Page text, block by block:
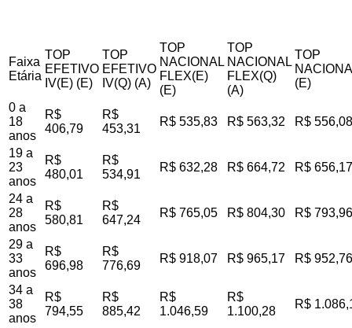
Faixa
Etária
TOP
EFETIVO
IV(E) (E)
TOP
EFETIVO
IV(Q) (A)
TOP
NACIONAL
FLEX(E)
(E)
TOP
NACIONAL
FLEX(Q)
(A)
TOP
(E)
0 a
18
anos
R$
406,79
R$
453,31
R$ 535,83 R$ 563,32 R$ 556,08
19 a
23
anos
R$
480,01
R$
534,91
R$ 632,28 R$ 664,72 R$ 656,17
24 a
28
anos
R$
580,81
R$
647,24
R$ 765,05 R$ 804,30 R$ 793,96
29 a
33
anos
R$
696,98
R$
776,69
R$ 918,07 R$ 965,17 R$ 952,76
34 a
38
anos
R$
794,55
R$
885,42
R$
1.046,59
R$
1.100,28
R$